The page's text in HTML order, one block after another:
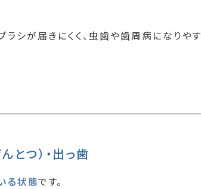
シが届きにくく、虫歯や歯周病になりやす
とつ）・出っ歯
る状態です。